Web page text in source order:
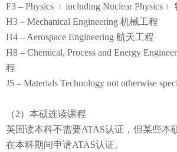
F3 – Physics ﹙including Nuclear
H3 – Mechanical Engineering 机械工程
H4 – Aerospace Engineering 航天工程
H8 – Chemical, Process and Energy
程
J5 – Materials Technology not otherwise
（2）本硕连读课程
英国读本科不需要ATAS认证，但某些本
在本科期间申请ATAS认证。